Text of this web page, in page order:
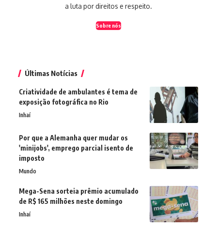
a luta por direitos e respeito.
Sobre nós
Últimas Notícias
Criatividade de ambulantes é tema de
exposição fotográfica no Rio
Inhaí
Por que a Alemanha quer mudar os
'minijobs', emprego parcial isento de
imposto
Mundo
Mega-Sena sorteia prêmio acumulado
de R$ 165 milhões neste domingo
Inhaí